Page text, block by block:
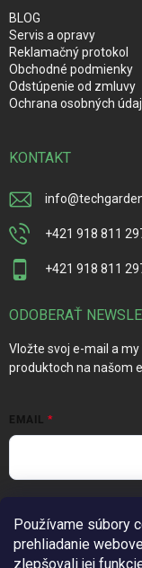
Používame súbory
prehliadanie
zlepšovali jej
BLOG
Servis a opravy
Reklamačný protokol
Obchodné podmienky
Odstúpenie od zmluvy
Ochrana osobných
KONTAKT
info@
+421 918 811
+421 918 811
ODOBERAŤ
Vložte svoj e-mail a
produktoch na našom
EMAIL
údajov
Prihlásiť sa